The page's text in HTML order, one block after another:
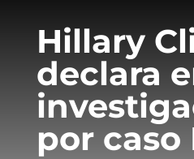
Hillary
declara
por caso